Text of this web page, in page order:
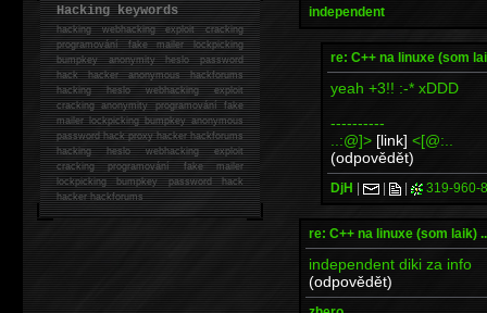
independent
re: C++ na linuxe (som
yeah +3!! :-* xDDD
----------
..:@]> [link] <[@:..
(odpovědět)
DjH | | | 319-960-
re: C++ na linuxe (som laik)
independent diki za info
(odpovědět)
Hacking keywords
hackingwebhacking exploit cracking
programování fake mailer lockpicking
bumpkey anonymity heslo password
hackhacker anonymous hackforums
hackingheslo webhacking exploit
cracking anonymity programování fake
mailer lockpicking bumpkey anonymous
password hack proxy hacker hackforums
hacking heslo webhacking exploit
cracking programování fake mailer
lockpicking bumpkey password hack
hackerhackforums